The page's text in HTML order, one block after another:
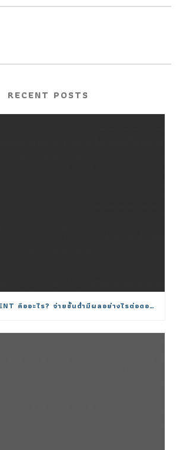
RECENT POSTS
MINIMUM PAYMENT คืออะไร? จ่ายขั้นต่ำมีผลอย่างไรต่อดอกเบี้ย